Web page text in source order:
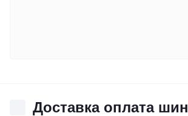
Доставка оплата шин